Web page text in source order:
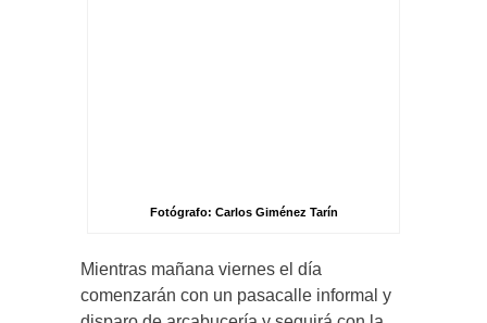
Fotógrafo: Carlos Giménez Tarín
Mientras mañana viernes el día
comenzarán con un pasacalle informal y